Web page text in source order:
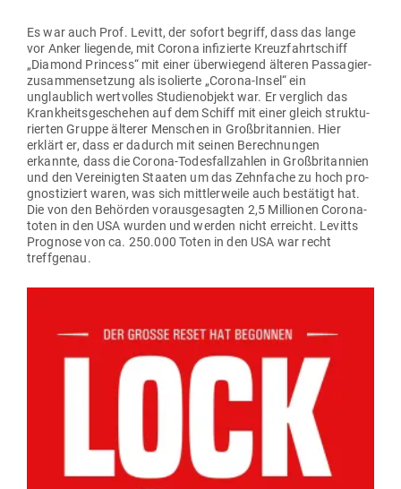
Es war auch Prof. Levitt, der sofort begriff, dass das lange
vor Anker lie­gende, mit Corona infi­zierte Kreuz­fahrt­schiff
„Diamond Princess“ mit einer über­wiegend älteren Pas­sa­gier­
zu­sam­men­setzung als iso­lierte „Corona-Insel“ ein
unglaublich wert­volles Stu­di­en­objekt war. Er ver­glich das
Krank­heits­ge­schehen auf dem Schiff mit einer gleich struk­tu­
rierten Gruppe älterer Men­schen in Groß­bri­tannien. Hier
erklärt er, dass er dadurch mit seinen Berech­nungen
erkannte, dass die Corona-Todes­fall­zahlen in Groß­bri­tannien
und den Ver­ei­nigten Staaten um das Zehn­fache zu hoch pro­
gnos­ti­ziert waren, was sich mitt­ler­weile auch bestätigt hat.
Die von den Behörden vor­aus­ge­sagten 2,5 Mil­lionen Coro­na­
toten in den USA wurden und werden nicht erreicht. Levitts
Pro­gnose von ca. 250.000 Toten in den USA war recht
treffgenau.